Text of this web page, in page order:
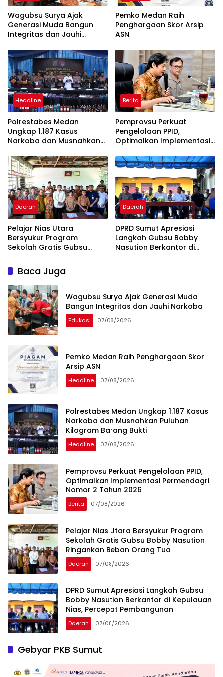
Wagubsu Surya Ajak
Generasi Muda Bangun
Integritas dan Jauhi
Pemko Medan Raih
Penghargaan Skor Arsip
ASN
Headline
Polrestabes Medan
Ungkap 1.187 Kasus
Narkoba dan Musnahkan
Bukti
Berita
Pemprovsu Perkuat
Pengelolaan PPID,
Optimalkan Implementasi
Tahun 2026
Daerah
Pelajar Nias Utara
Bersyukur Program
Sekolah Gratis Gubsu
Beban Orang Tua
Daerah
DPRD Sumut Apresiasi
Langkah Gubsu Bobby
Nasution Berkantor di
Baca Juga
Wagubsu Surya Ajak Generasi Muda
Bangun Integritas dan Jauhi Narkoba
Edukasi 07/08/2026
Pemko Medan Raih Penghargaan Skor
Arsip ASN
Headline 07/08/2026
Polrestabes Medan Ungkap 1.187 Kasus
Narkoba dan Musnahkan Puluhan
Kilogram Barang Bukti
Headline 07/08/2026
Pemprovsu Perkuat Pengelolaan PPID,
Optimalkan Implementasi Permendagri
Nomor 2 Tahun 2026
Berita 07/08/2026
Pelajar Nias Utara Bersyukur Program
Sekolah Gratis Gubsu Bobby Nasution
Ringankan Beban Orang Tua
Daerah 07/08/2026
DPRD Sumut Apresiasi Langkah Gubsu
Bobby Nasution Berkantor di Kepulauan
Nias, Percepat Pembangunan
Daerah 07/08/2026
Gebyar PKB Sumut